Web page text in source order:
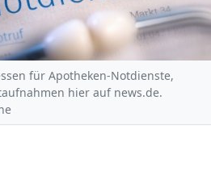
für Apotheken-Notdienste,
hier auf news.de.